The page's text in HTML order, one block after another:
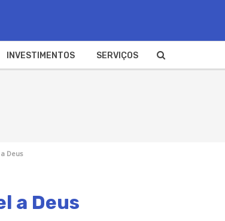
INVESTIMENTOS SERVIÇOS
Deus
a Deus